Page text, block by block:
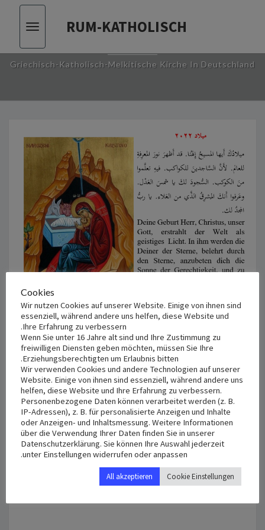
RUM-KATHOLISCH
Toggle
RUM-KATHOLISCH
Griechisch-Katholisch-Melkitische Kirche In Deutschland
ميلاد
2022ميلاد 2022
ديسمبر 22, 2022
ميلادُكَ أَيها المسيحُ إِلهُنا. قد أَظهرَ نورَ المعرِفةِ للعالم. لأَنَّ
السَّاجدينَ للكواكب. فيهِ تعلَّموا منَ الكوكب. السُّجودَ لكَ يا
شمسَ العَدْل. وعَرفوا أَنكَ المَشرِقُ الذَّي من العَلاء. يا ربُّ
Cookies
Wir nutzen Cookies auf unserer Website. Einige von ihnen sind
essenziell, während andere uns helfen, diese Website und
Ihre Erfahrung zu verbessern.
Wenn Sie unter 16 Jahre alt sind und Ihre Zustimmung zu
freiwilligen Diensten geben möchten, müssen Sie Ihre
Erziehungsberechtigten um Erlaubnis bitten.
Wir verwenden Cookies und andere Technologien auf unserer
Website. Einige von ihnen sind essenziell, während andere uns
helfen, diese Website und Ihre Erfahrung zu verbessern.
Personenbezogene Daten können verarbeitet werden (z. B.
IP-Adressen), z. B. für personalisierte Anzeigen und Inhalte
oder Anzeigen- und Inhaltsmessung. Weitere Informationen
über die Verwendung Ihrer Daten finden Sie in unserer
Datenschutzerklärung. Sie können Ihre Auswahl jederzeit
unter Einstellungen widerrufen oder anpassen.
Cookie Einstellungen
All akzeptieren